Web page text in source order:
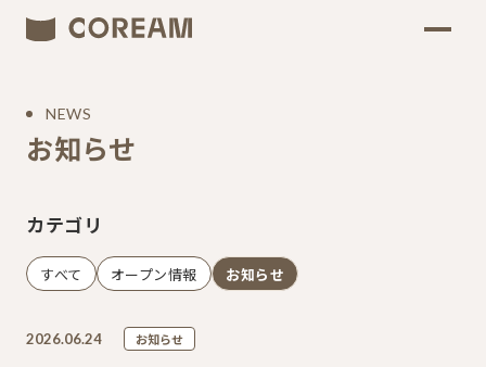
NEWS
お知らせ
カテゴリ
すべて オープン情報 お知らせ
2026.06.24 お知らせ